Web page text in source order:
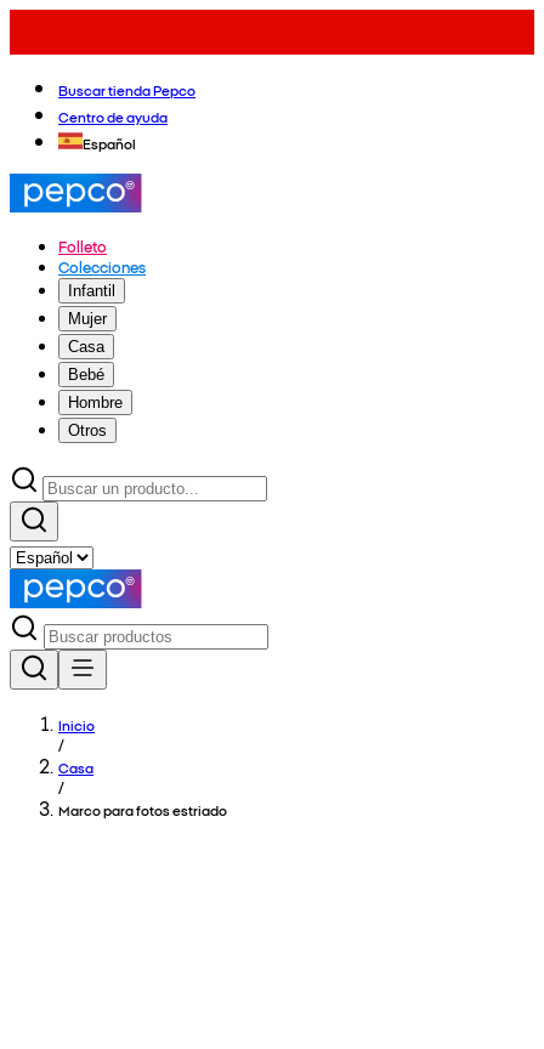
Buscar tienda Pepco
Centro de ayuda
Español
Folleto
Colecciones
Infantil
Mujer
Casa
Bebé
Hombre
Otros
Inicio
/
Casa
/
Marco para fotos estriado